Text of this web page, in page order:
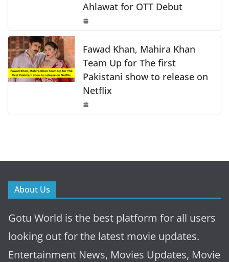
Ahlawat for OTT Debut
Fawad Khan, Mahira Khan
Team Up for The first
Pakistani show to release on
Netflix
About Us
Gotu World is the best platform for all users
looking out for the latest movie updates.
Entertainment News, Movies Updates, Movie